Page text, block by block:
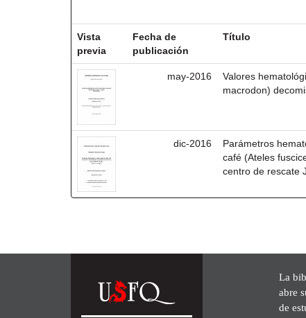
Vista
previa
Fecha de
publicación
Título
may-2016
Valores
macrodon)
dic-2016
Parámetros
café (Ateles
centro de rescate
La
abre
de